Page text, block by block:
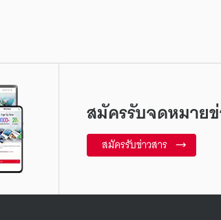
สมัครรับจดหมาย
สมัครรับข่าวสาร